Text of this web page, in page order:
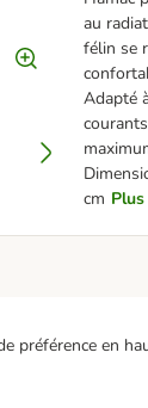
au
félin se
Adapté
cm
préférence en